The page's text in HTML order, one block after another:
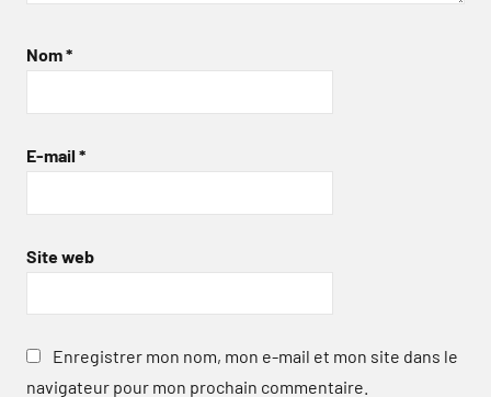
Nom*
E-mail *
Site web
Enregistrer mon nom, mon e-mail et mon site dans le
navigateur pour mon prochain commentaire.